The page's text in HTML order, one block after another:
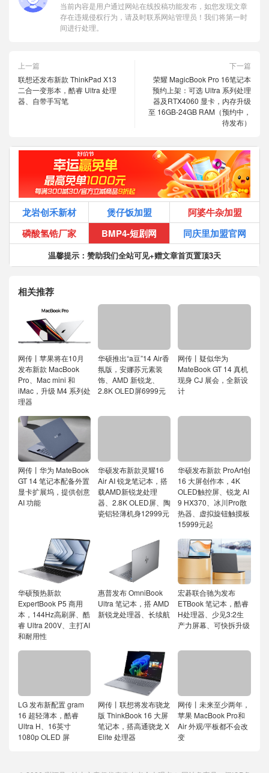
当前内容是用户通过网站在线投稿功能发布，如您发现文章
存在违规侵权行为，请及时联系网站管理员！我们将第一时
间进行处理。
上一篇
联想还发布新款 ThinkPad X13
二合一变形本，酷睿 Ultra 处理
器、自带手写笔
下一篇
荣耀 MagicBook Pro 16笔记本
预约上架：可选 Ultra 系列处理
器及RTX4060 显卡，内存升级
至 16GB-24GB RAM（预约中，
待发布）
龙岩创禾新材 煲仔饭加盟
阿婆牛杂加盟
磷酸氢锆厂家
BMP4-短剧网 同庆里加盟官网
温馨提示：赞助我们全站可见+赠文章首页置顶3天
相关推荐
网传丨苹果将在10月
发布新款 MacBook
Pro、Mac mini 和
iMac，升级 M4 系列处
理器
华硕推出“a豆”14 Air香
氛版，安娜苏元素装
饰、AMD 新锐龙、
2.8K OLED屏6999元
网传丨疑似华为
MateBook GT 14 真机
现身 CJ 展会，全新设
计
网传丨华为 MateBook
GT 14 笔记本配备外置
显卡扩展坞，提供创意
AI 功能
华硕发布新款灵耀16
Air AI 锐龙笔记本，搭
载AMD新锐龙处理
器、2.8K OLED屏、陶
瓷铝轻薄机身12999元
华硕发布新款 ProArt创
16 大屏创作本，4K
OLED触控屏、锐龙 AI
9 HX370、冰川Pro散
热器、虚拟旋钮触摸板
15999元起
华硕预热新款
ExpertBook P5 商用
本，144Hz高刷屏、酷
睿 Ultra 200V、主打AI
和耐用性
惠普发布 OmniBook
Ultra 笔记本，搭 AMD
新锐龙处理器、长续航
宏碁联合驰为发布
ETBook 笔记本，酷睿
H处理器、少见3:2生
产力屏幕、可快拆升级
LG 发布新配置 gram
16 超轻薄本，酷睿
Ultra H、16英寸
1080p OLED 屏
网传丨联想将发布骁龙
版 ThinkBook 16 大屏
笔记本，搭高通骁龙 X
Elite 处理器
网传丨未来至少两年，
苹果 MacBook Pro和
Air 外观/平板都不会改
变